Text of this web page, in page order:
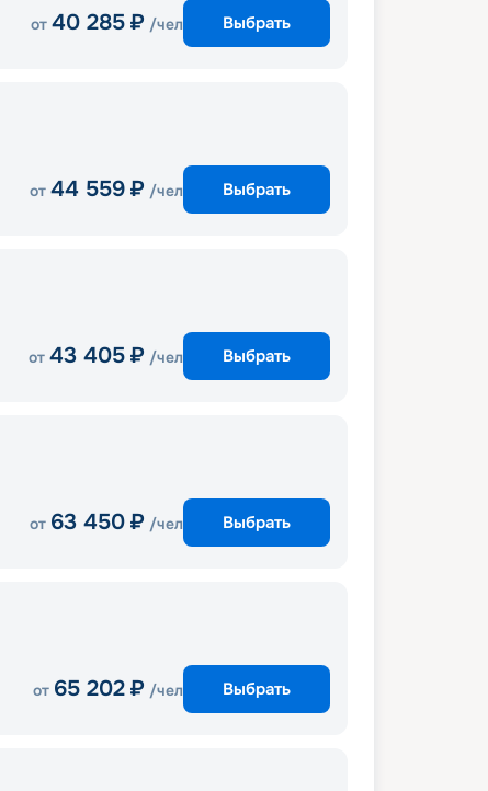
от 40 285 ₽ /чел Выбрать
от 44 559 ₽ /чел Выбрать
от 43 405 ₽ /чел Выбрать
от 63 450 ₽ /чел Выбрать
от 65 202 ₽ /чел Выбрать